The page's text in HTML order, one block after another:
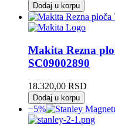
Dodaj u korpu
Makita Rezna
SC09002890
18.320,00 RSD
Dodaj u korpu
−5%